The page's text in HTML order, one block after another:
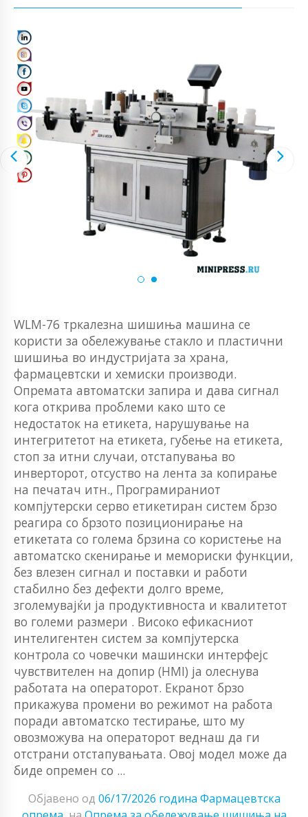
WLM-76 тркалезна шишиња машина се
користи за обележување стакло и пластични
шишиња во индустријата за храна,
фармацевтски и хемиски производи.
Опремата автоматски запира и дава сигнал
кога открива проблеми како што се
недостаток на етикета, нарушување на
интегритетот на етикета, губење на етикета,
стоп за итни случаи, отстапувања во
инверторот, отсуство на лента за копирање
на печатач итн., Програмираниот
компјутерски серво етикетиран систем брзо
реагира со брзото позиционирање на
етикетата со голема брзина со користење на
автоматско скенирање и мемориски функции,
без влезен сигнал и поставки и работи
стабилно без дефекти долго време,
зголемувајќи ја продуктивноста и квалитетот
во големи размери . Високо ефикасниот
интелигентен систем за компјутерска
контрола со човечки машински интерфејс
чувствителен на допир (HMI) ја олеснува
работата на операторот. Екранот брзо
прикажува промени во режимот на работа
поради автоматско тестирање, што му
овозможува на операторот веднаш да ги
отстрани отстапувањата. Овој модел може да
биде опремен со ...
Објавено од 06/17/2026 година Фармацевтска